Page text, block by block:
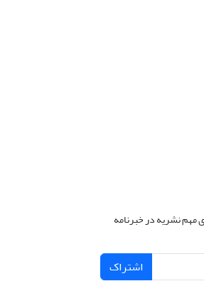
مهم نشریه در خبرنامه
اشتراک